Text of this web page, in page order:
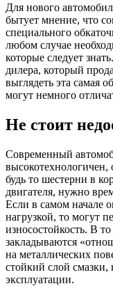
Для нового
бытует мнение, что
специального
любом случае
которые следует
дилера, который
выглядеть эта самая
могут немного
Не стоит
Современный
высокотехнологичен,
будь то шестерни в
двигателя, нужно
Если в самом начале
нагрузкой, то могут
износостойкость. В
закладываются
на металлических
стойкий слой
эксплуатации.